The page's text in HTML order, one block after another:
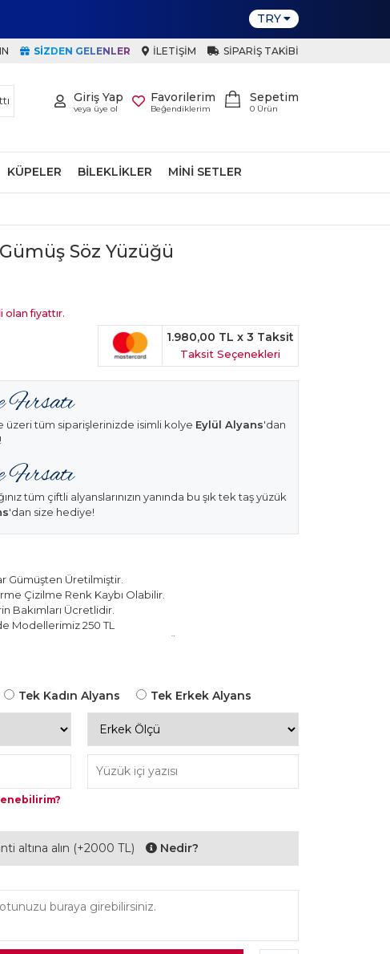
TRY
SIZDEN GELENLER İLETIŞIM SIPARIŞ TAKIBI
Sepetim
0 Ürün
Favorilerim
Beğendiklerim
Giriş Yap
veya üye ol
KÜPELER BILEKLIKLER MINI SETLER
Söz Yüzüğü
olan fiyattır.
1.980,00 TL x 3 Taksit
Taksit Seçenekleri
üzeri tüm siparişlerinizde isimli kolye Eylül Alyans'dan
tüm çiftli alyanslarınızın yanında bu şık tek taş yüzük
'dan size hediye!
Gümüşten Üretilmiştir.
Çizilme Renk Kaybı Olabilir.
Bakımları Ücretlidir.
Modellerimiz 250 TL
Modellerimiz 150 TL Sabit Ücret ile Hareket
Tek Kadın Alyans Tek Erkek Alyans
altına alın (+2000 TL) Nedir?